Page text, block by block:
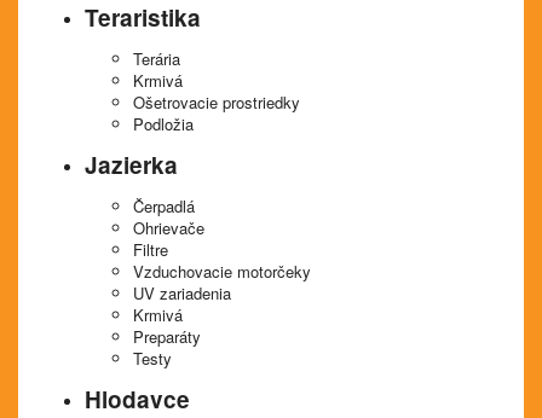
Teraristika
Terária
Krmivá
Ošetrovacie prostriedky
Podložia
Jazierka
Čerpadlá
Ohrievače
Filtre
Vzduchovacie motorčeky
UV zariadenia
Krmivá
Preparáty
Testy
Hlodavce